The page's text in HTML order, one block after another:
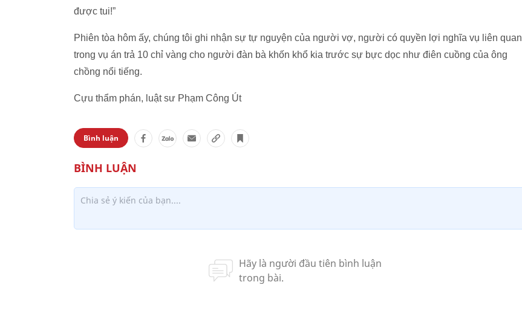
được tui!”
Phiên tòa hôm ấy, chúng tôi ghi nhận sự tự nguyện của người vợ, người có quyền lợi nghĩa vụ liên quan
trong vụ án trả 10 chỉ vàng cho người đàn bà khốn khổ kia trước sự bực dọc như điên cuồng của ông
chồng nổi tiếng.
Cựu thẩm phán, luật sư Phạm Công Út
Bình luận